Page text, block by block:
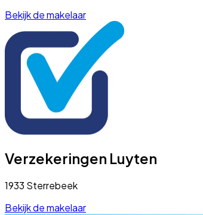
Bekijk de makelaar
Verzekeringen Luyten
1933 Sterrebeek
Bekijk de makelaar